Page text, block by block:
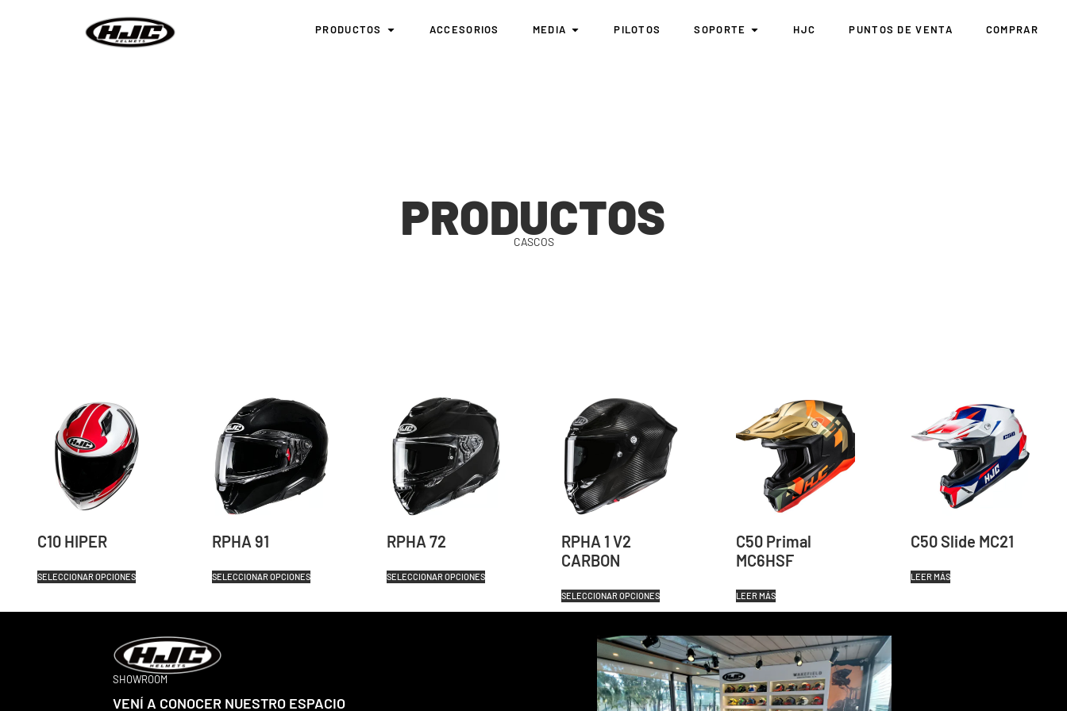
PRODUCTOS ACCESORIOS MEDIA PILOTOS SOPORTE HJC PUNTOS DE VENTA COMPRAR
PRODUCTOS
CASCOS
C10 HIPER
SELECCIONAR OPCIONES
RPHA 91
SELECCIONAR OPCIONES
RPHA 72
SELECCIONAR OPCIONES
RPHA 1 V2
CARBON
SELECCIONAR OPCIONES
C50 Primal
MC6HSF
LEER MÁS
C50 Slide MC21
LEER MÁS
SHOWROOM
VENÍ A CONOCER NUESTRO ESPACIO